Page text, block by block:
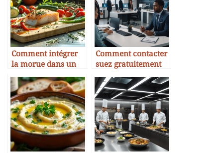
Comment intégrer
la morue dans un
régime végétarien
flexible
Comment contacter
suez gratuitement
par téléphone en
2025 ?